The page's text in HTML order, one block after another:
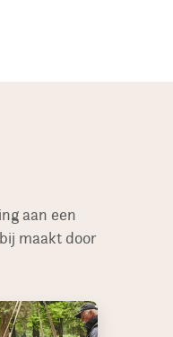
aan een
maakt door